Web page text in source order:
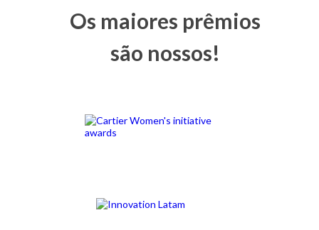
Os maiores prêmios
são nossos!